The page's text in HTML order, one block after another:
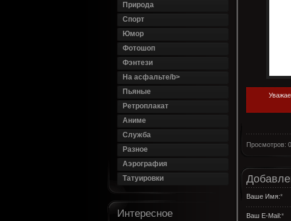
Ваше Имя:*
Ваш E-Mail:*
Природа
Спорт
Юмор
Фотошоп
Фэнтези
На асфальте/b>
Пьяные
Ретроплакат
Аниме
Служба
Разное
Аэрография
Татуировки
Интересное